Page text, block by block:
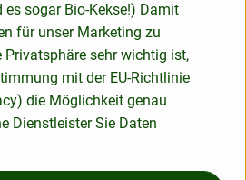
Großblatt 500g VON
es sogar Bio-Kekse!) Damit
für unser Marketing zu
Privatsphäre sehr wichtig ist,
mit der EU-Richtlinie
die Möglichkeit genau
Dienstleister Sie Daten